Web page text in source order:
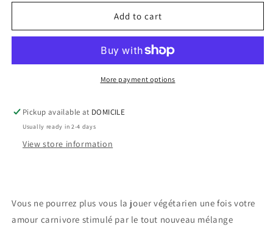
for
d&#39;épices
for
Mélange
d&#39;épices
Add to cart
More payment options
Pickup available at DOMICILE
Usually ready in 2-4 days
View store information
Vous ne pourrez plus vous la jouer végétarien une fois votre
amour carnivore stimulé par le tout nouveau mélange